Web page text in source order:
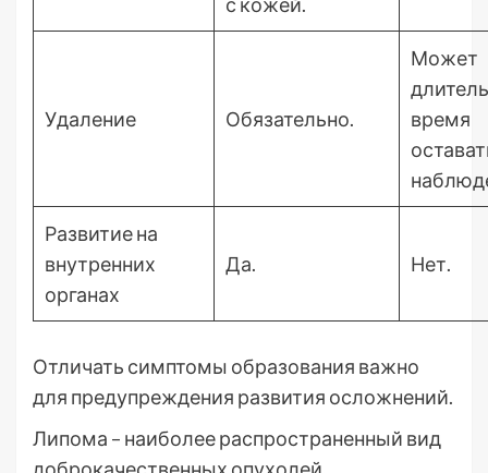
Удаление Обязательно.
Может
время
Развитие на
внутренних
органах
Да. Нет.
Отличать симптомы образования важно
для предупреждения развития осложнений.
Липома – наиболее распространенный вид